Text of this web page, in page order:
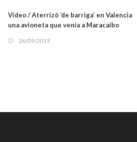
SUCESOS
Video / Aterrizó ‘de barriga’ en Valencia
una avioneta que venía a Maracaibo
26/09/2019